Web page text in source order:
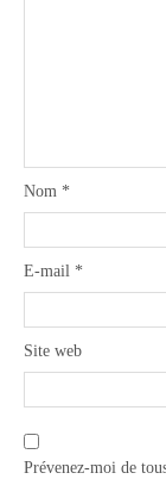
Nom *
E-mail *
Site web
Prévenez-moi de